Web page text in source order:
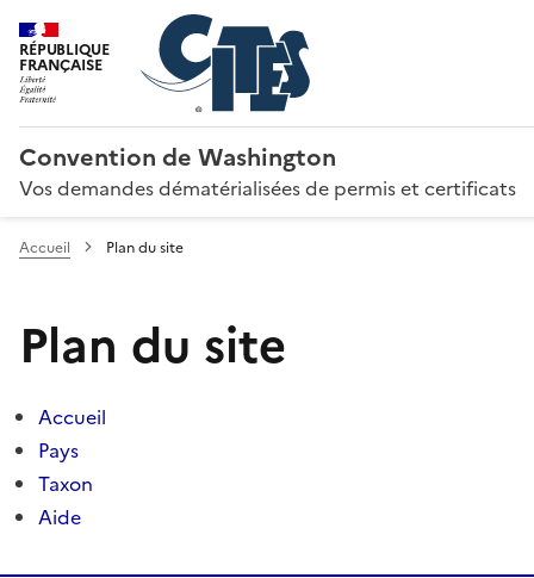
RÉPUBLIQUE
FRANÇAISE
Convention de Washington
Vos demandes dématérialisées de permis et certificats
Accueil Plan du site
Plan du site
Accueil
Pays
Taxon
Aide